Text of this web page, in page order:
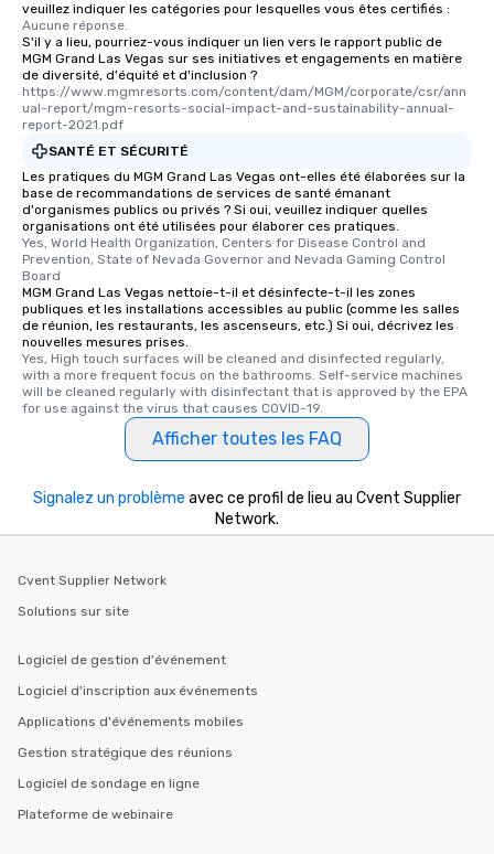
veuillez indiquer les catégories pour lesquelles vous êtes certifiés :
Aucune réponse.
S'il y a lieu, pourriez-vous indiquer un lien vers le rapport public de
MGM Grand Las Vegas sur ses initiatives et engagements en matière
de diversité, d'équité et d'inclusion ?
https://www.mgmresorts.com/content/dam/MGM/corporate/csr/ann
ual-report/mgm-resorts-social-impact-and-sustainability-annual-
report-2021.pdf
SANTÉ ET SÉCURITÉ
Les pratiques du MGM Grand Las Vegas ont-elles été élaborées sur la
base de recommandations de services de santé émanant
d'organismes publics ou privés ? Si oui, veuillez indiquer quelles
organisations ont été utilisées pour élaborer ces pratiques.
Yes, World Health Organization, Centers for Disease Control and
Prevention, State of Nevada Governor and Nevada Gaming Control
Board
MGM Grand Las Vegas nettoie-t-il et désinfecte-t-il les zones
publiques et les installations accessibles au public (comme les salles
de réunion, les restaurants, les ascenseurs, etc.) Si oui, décrivez les
nouvelles mesures prises.
Yes, High touch surfaces will be cleaned and disinfected regularly,
with a more frequent focus on the bathrooms. Self-service machines
will be cleaned regularly with disinfectant that is approved by the EPA
for use against the virus that causes COVID-19.
Afficher toutes les FAQ
Signalez un problème avec ce profil de lieu au Cvent Supplier
Network.
Cvent Supplier Network
Solutions sur site
Logiciel de gestion d'événement
Logiciel d'inscription aux événements
Applications d'événements mobiles
Gestion stratégique des réunions
Logiciel de sondage en ligne
Plateforme de webinaire